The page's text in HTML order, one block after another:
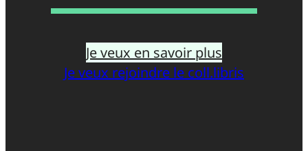
Je veux en savoir plus
Je veux rejoindre le coll.libris